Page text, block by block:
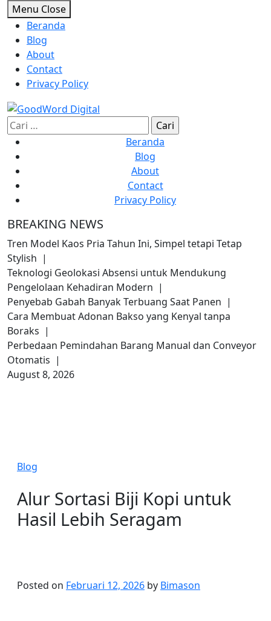
Skip
to
content
Menu Close
Beranda
Blog
About
Contact
Privacy Policy
Cari
untuk:
Beranda
Blog
About
Contact
Privacy Policy
BREAKING NEWS
Tren Model Kaos Pria Tahun Ini, Simpel tetapi Tetap
Stylish |
Teknologi Geolokasi Absensi untuk Mendukung
Pengelolaan Kehadiran Modern |
Penyebab Gabah Banyak Terbuang Saat Panen |
Cara Membuat Adonan Bakso yang Kenyal tanpa
Boraks |
Perbedaan Pemindahan Barang Manual dan Conveyor
Otomatis |
August 8, 2026
Blog
Alur Sortasi Biji Kopi untuk
Hasil Lebih Seragam
Posted on Februari 12, 2026 by Bimason